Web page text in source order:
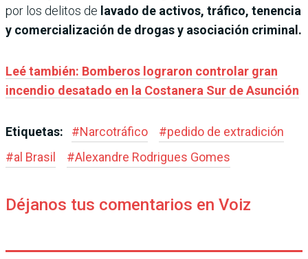
por los delitos de lavado de activos, tráfico, tenencia
y comercialización de drogas y asociación criminal.
Leé también: Bomberos lograron controlar gran
incendio desatado en la Costanera Sur de Asunción
Etiquetas: #Narcotráfico #pedido de extradición
#al Brasil #Alexandre Rodrigues Gomes
Déjanos tus comentarios en Voiz